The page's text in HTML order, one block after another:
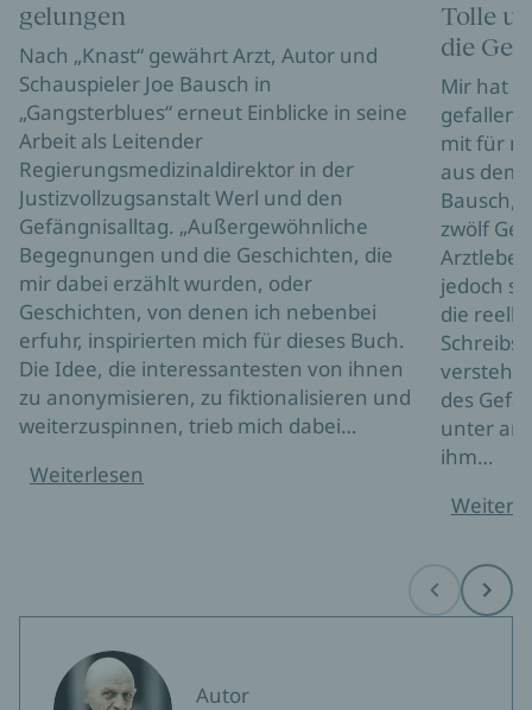
gelungen
Nach „Knast“ gewährt Arzt, Autor und
Schauspieler Joe Bausch in
„Gangsterblues“ erneut Einblicke in seine
Arbeit als Leitender
Regierungsmedizinaldirektor in der
Justizvollzugsanstalt Werl und den
Gefängnisalltag. „Außergewöhnliche
Begegnungen und die Geschichten, die
mir dabei erzählt wurden, oder
Geschichten, von denen ich nebenbei
erfuhr, inspirierten mich für dieses Buch.
Die Idee, die interessantesten von ihnen
zu anonymisieren, zu fiktionalisieren und
weiterzuspinnen, trieb mich dabei…
Weiterlesen
Tolle
die
Mir hat
gefallen.
mit für
aus dem
Bausch,
zwölf
jedoch
die
versteht
des
unter
ihm…
Before Next
Autor